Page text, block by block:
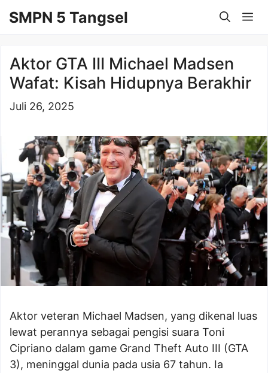
keSMPN 5 Tangsel
Aktor GTA III Michael Madsen
Wafat: Kisah Hidupnya Berakhir
Juli 26, 2025
Aktor veteran Michael Madsen, yang dikenal luas
lewat perannya sebagai pengisi suara Toni
Cipriano dalam game Grand Theft Auto III (GTA
3), meninggal dunia pada usia 67 tahun. Ia